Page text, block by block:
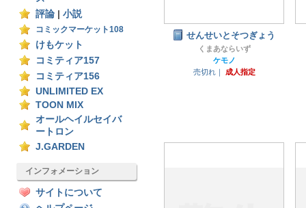
評論
小説
コミックマーケット108
けもケット
コミティア157
コミティア156
UNLIMITED EX
TOON MIX
オールヘイルセイバ
ートロン
J.GARDEN
インフォメーション
サイトについて
せんせいとそつぎょう
くまあならいず
ケモノ
売切れ｜
成人指定